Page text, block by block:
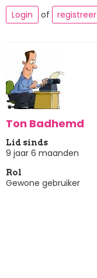
Login of registreer
Ton Badhemd
Lid sinds
9 jaar 6 maanden
Rol
Gewone gebruiker